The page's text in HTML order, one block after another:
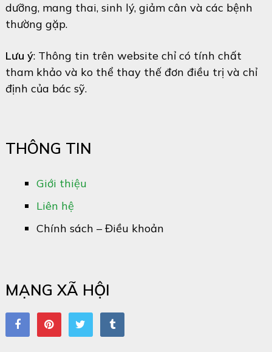
dưỡng, mang thai, sinh lý, giảm cân và các bệnh
thường gặp.
Lưu ý: Thông tin trên website chỉ có tính chất
tham khảo và ko thể thay thế đơn điều trị và chỉ
định của bác sỹ.
THÔNG TIN
Giới thiệu
Liên hệ
Chính sách – Điều khoản
MẠNG XÃ HỘI